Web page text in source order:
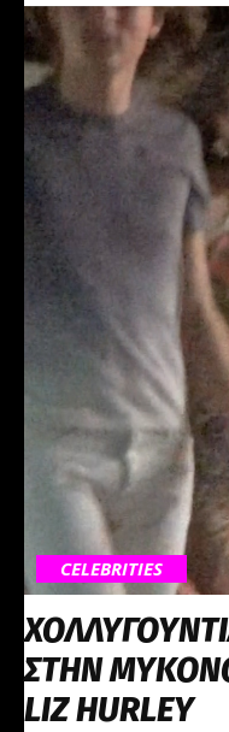
CELEBRITIES
ΣΤΗΝ
LIZ HURLEY